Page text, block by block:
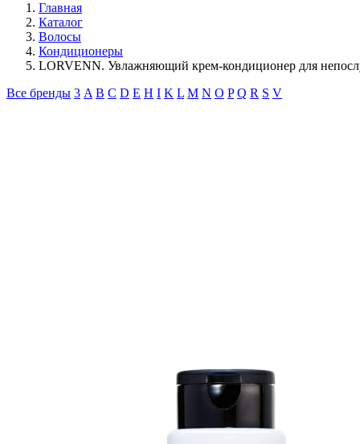
Главная
Каталог
Волосы
Кондиционеры
LORVENN. Увлажняющий крем-кондиционер для
Все бренды 3 A B C D E H I K L M N O P Q R S V